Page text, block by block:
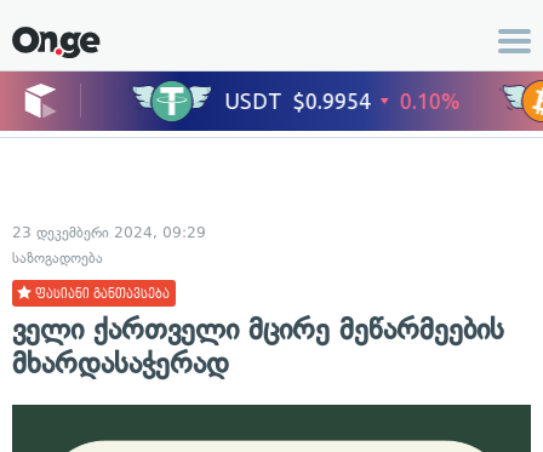
23 დეკემბერი 2024, 09:29
საზოგადოება
ფასიანი განთავსება
ველი ქართველი მცირე მეწარმეების
მხარდასაჭერად